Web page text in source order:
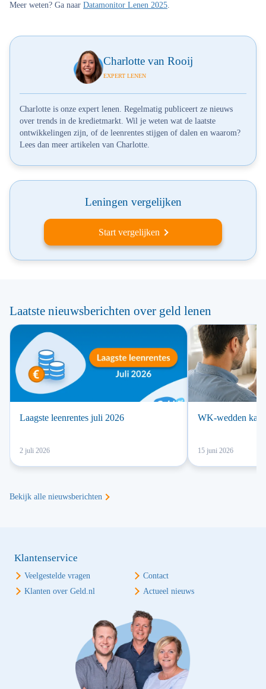
Meer weten? Ga naar Datamonitor Lenen 2025.
Charlotte van Rooij
EXPERT LENEN
Charlotte is onze expert lenen. Regelmatig publiceert ze nieuws
over trends in de kredietmarkt. Wil je weten wat de laatste
ontwikkelingen zijn, of de leenrentes stijgen of dalen en waarom?
Lees dan meer artikelen van Charlotte.
Leningen vergelijken
Start vergelijken
Laatste nieuwsberichten over geld lenen
Laagste leenrentes juli 2026
2 juli 2026
WK-wedden kan
15 juni 2026
Bekijk alle nieuwsberichten
Klantenservice
Veelgestelde vragen
Contact
Klanten over Geld.nl
Actueel nieuws